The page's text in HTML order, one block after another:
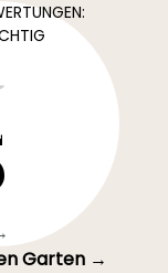
Garten →